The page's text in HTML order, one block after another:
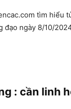
tìm hiểu
đạo ngày 8/10/
: cần linh